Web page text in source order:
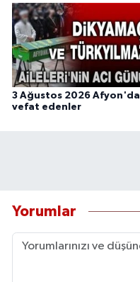
3 Ağustos 2026 Afyon'da
vefat edenler
Yorumlar